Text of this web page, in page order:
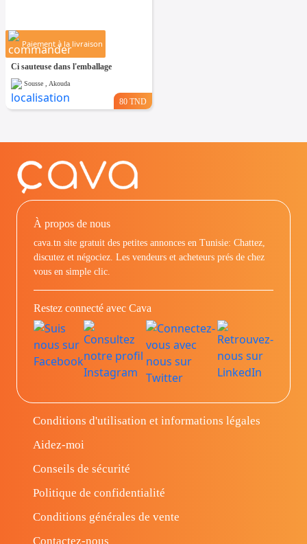
Paiement à la livraison
Ci sauteuse dans l'emballage
Sousse , Akouda
80 TND
À propos de nous
cava.tn site gratuit des petites annonces en Tunisie: Chattez,
discutez et négociez. Les vendeurs et acheteurs prés de chez
vous en simple clic.
Restez connecté avec Cava
Conditions d'utilisation et informations légales
Aidez-moi
Conseils de sécurité
Politique de confidentialité
Conditions générales de vente
Contactez-nous